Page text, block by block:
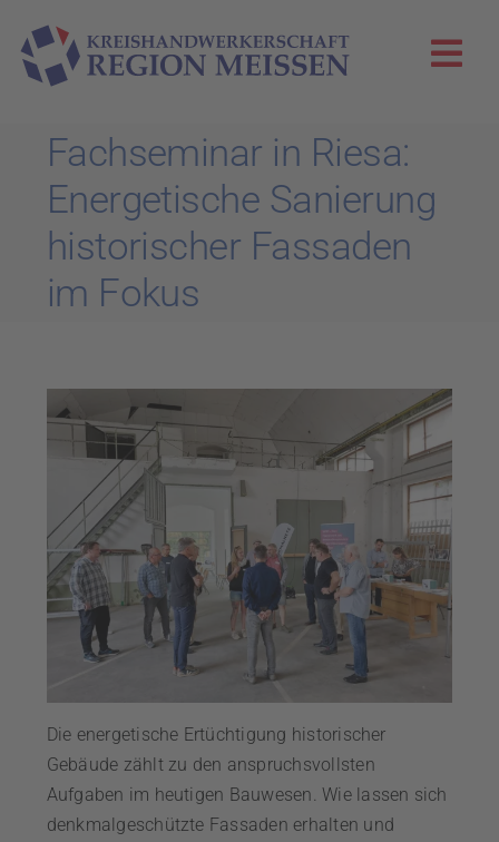
Inhalt
springen
Innungen
WIR!-Projekt
Fachseminar in Riesa:
Energetische Sanierung
historischer Fassaden
im Fokus
Die energetische Ertüchtigung historischer
Gebäude zählt zu den anspruchsvollsten
Aufgaben im heutigen Bauwesen. Wie lassen sich
denkmalgeschützte Fassaden erhalten und